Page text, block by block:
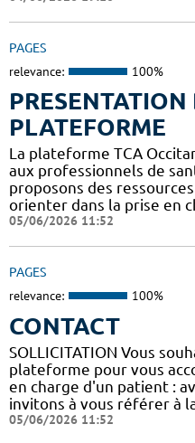
PAGES
relevance: 100%
PRESENTATION
PLATEFORME
La plateforme TCA
aux professionnels de
proposons des
orienter dans la prise en
05/06/2026 11:52
PAGES
relevance: 100%
CONTACT
SOLLICITATION Vous
plateforme pour vous
en charge d'un patient :
invitons à vous référer à
05/06/2026 11:52